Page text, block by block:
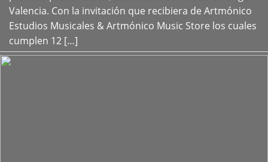
Valencia. Con la invitación que recibiera de Artmónico
Estudios Musicales & Artmónico Music Store los cuales
cumplen 12 […]